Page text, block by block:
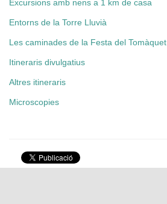
Excursions amb nens a 1 km de casa
Entorns de la Torre Lluvià
Les caminades de la Festa del Tomàquet
Itineraris divulgatius
Altres itineraris
Microscopies